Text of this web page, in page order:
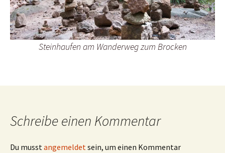
Steinhaufen am Wanderweg zum Brocken
Schreibe einen Kommentar
Du musst angemeldet sein, um einen Kommentar